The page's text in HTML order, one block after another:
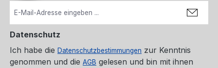
Datenschutz
Ich habe die Datenschutzbestimmungen zur Kenntnis
genommen und die AGB gelesen und bin mit ihnen